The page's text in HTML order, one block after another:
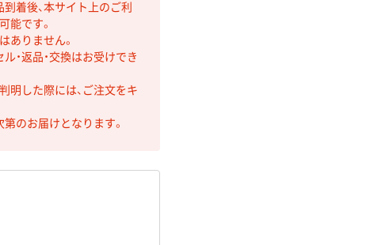
着後、本サイト上のご利
能です。
ありません。
・返品・交換はお受けでき
明した際には、ご注文をキ
のお届けとなります。